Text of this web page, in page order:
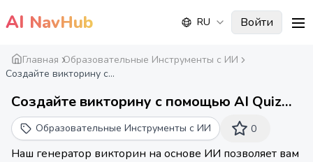
AI NavHub RU Войти
Главная Образовательные Инструменты с ИИ
Создайте викторину с...
Создайте викторину с помощью AI Quiz
Maker за считанные минуты
Образовательные Инструменты с ИИ 0
Наш генератор викторин на основе ИИ позволяет вам